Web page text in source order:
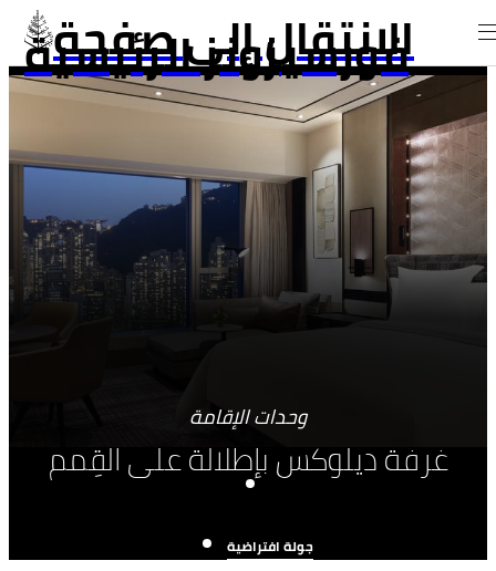
الانتقال إلى صفحة
فورسيزونز الرئيسية
وحدات الإقامة
غرفة ديلوكس بإطلالة على القِمم
جولة افتراضية